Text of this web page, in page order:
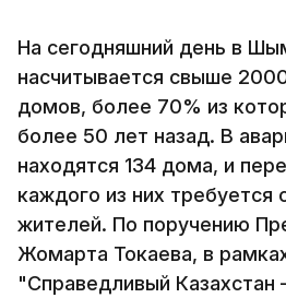
На сегодняшний день в
насчитывается свыше
домов, более 70% из
более 50 лет назад. В
находятся 134 дома, и
каждого из них требуется
жителей. По поручению
Жомарта Токаева, в
"Справедливый Казахстан